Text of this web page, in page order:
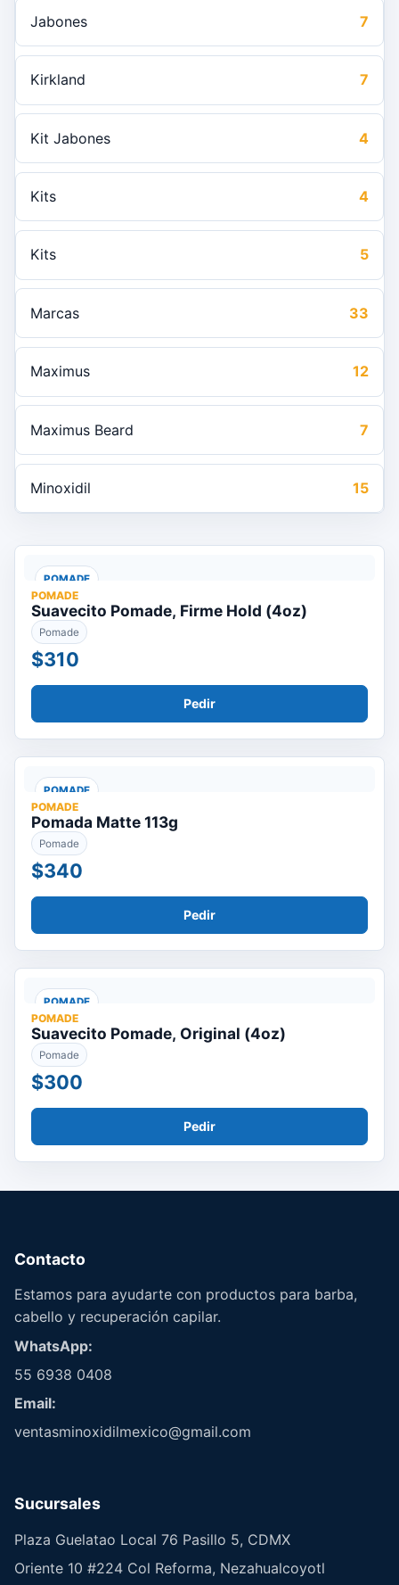
Jabones 7
Kirkland 7
Kit Jabones 4
Kits 4
Kits 5
Marcas 33
Maximus 12
Maximus Beard 7
Minoxidil 15
POMADE
POMADE
Suavecito Pomade, Firme Hold (4oz)
Pomade
$310
Pedir
POMADE
POMADE
Pomada Matte 113g
Pomade
$340
Pedir
POMADE
POMADE
Suavecito Pomade, Original (4oz)
Pomade
$300
Pedir
Contacto
Estamos para ayudarte con productos para barba,
cabello y recuperación capilar.
WhatsApp:
55 6938 0408
Email:
ventasminoxidilmexico@gmail.com
Sucursales
Plaza Guelatao Local 76 Pasillo 5, CDMX
Oriente 10 #224 Col Reforma, Nezahualcoyotl